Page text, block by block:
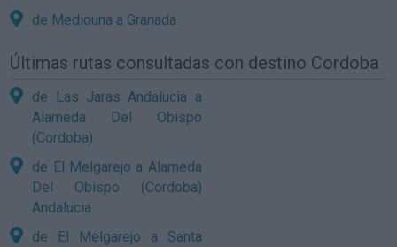
de Mediouna a Granada
Últimas rutas consultadas con destino Cordoba
de Las Jaras Andalucia a
Alameda Del Obispo
(Cordoba)
de El Melgarejo a Alameda
Del Obispo (Cordoba)
Andalucia
de El Melgarejo a Santa